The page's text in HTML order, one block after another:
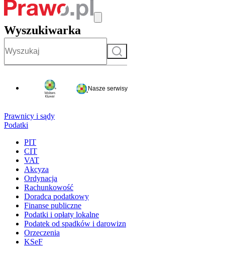
Wyszukiwarka
Szukaj
Nasze serwisy
Prawnicy i sądy
Podatki
PIT
CIT
VAT
Akcyza
Ordynacja
Rachunkowość
Doradca podatkowy
Finanse publiczne
Podatki i opłaty lokalne
Podatek od spadków i darowizn
Orzeczenia
KSeF